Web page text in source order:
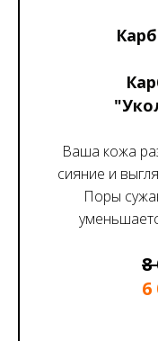
Ваша кожа
сияние и
Поры
8
6